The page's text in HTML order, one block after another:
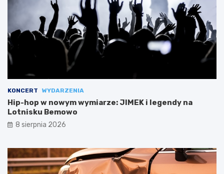
KONCERT WYDARZENIA
Hip-hop w nowym wymiarze: JIMEK i legendy na
Lotnisku Bemowo
8 sierpnia 2026